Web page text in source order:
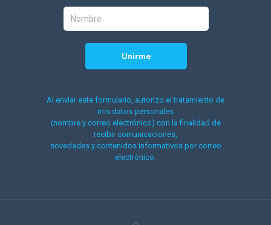
Al enviar este formulario, autorizo el tratamiento de
mis datos personales
(nombre y correo electrónico) con la finalidad de
recibir comunicaciones,
novedades y contenidos informativos por correo
electrónico.